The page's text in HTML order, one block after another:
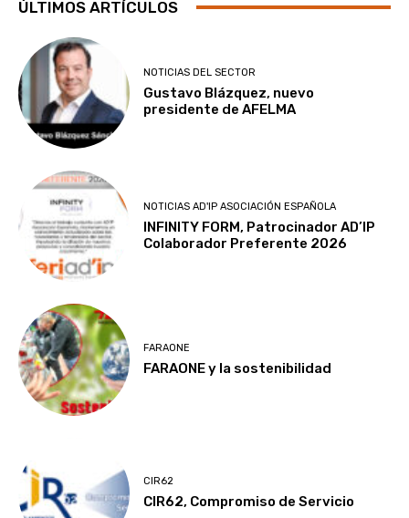
ÚLTIMOS ARTÍCULOS
NOTICIAS DEL SECTOR
Gustavo Blázquez, nuevo
presidente de AFELMA
NOTICIAS AD'IP ASOCIACIÓN ESPAÑOLA
INFINITY FORM, Patrocinador AD’IP
Colaborador Preferente 2026
FARAONE
FARAONE y la sostenibilidad
CIR62
CIR62, Compromiso de Servicio